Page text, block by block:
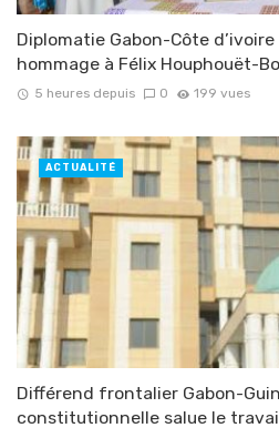
Diplomatie Gabon-Côte
hommage à Félix Houphouët-
5 heures depuis 0 199 vues
Différend frontalier Gabon-
constitutionnelle salue le travail
ACTUALITÉ